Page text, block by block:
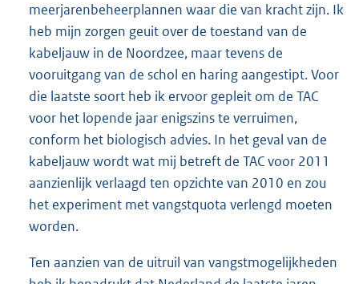
meerjarenbeheerplannen waar die van kracht zijn. Ik
heb mijn zorgen geuit over de toestand van de
kabeljauw in de Noordzee, maar tevens de
vooruitgang van de schol en haring aangestipt. Voor
die laatste soort heb ik ervoor gepleit om de TAC
voor het lopende jaar enigszins te verruimen,
conform het biologisch advies. In het geval van de
kabeljauw wordt wat mij betreft de TAC voor 2011
aanzienlijk verlaagd ten opzichte van 2010 en zou
het experiment met vangstquota verlengd moeten
worden.
Ten aanzien van de uitruil van vangstmogelijkheden